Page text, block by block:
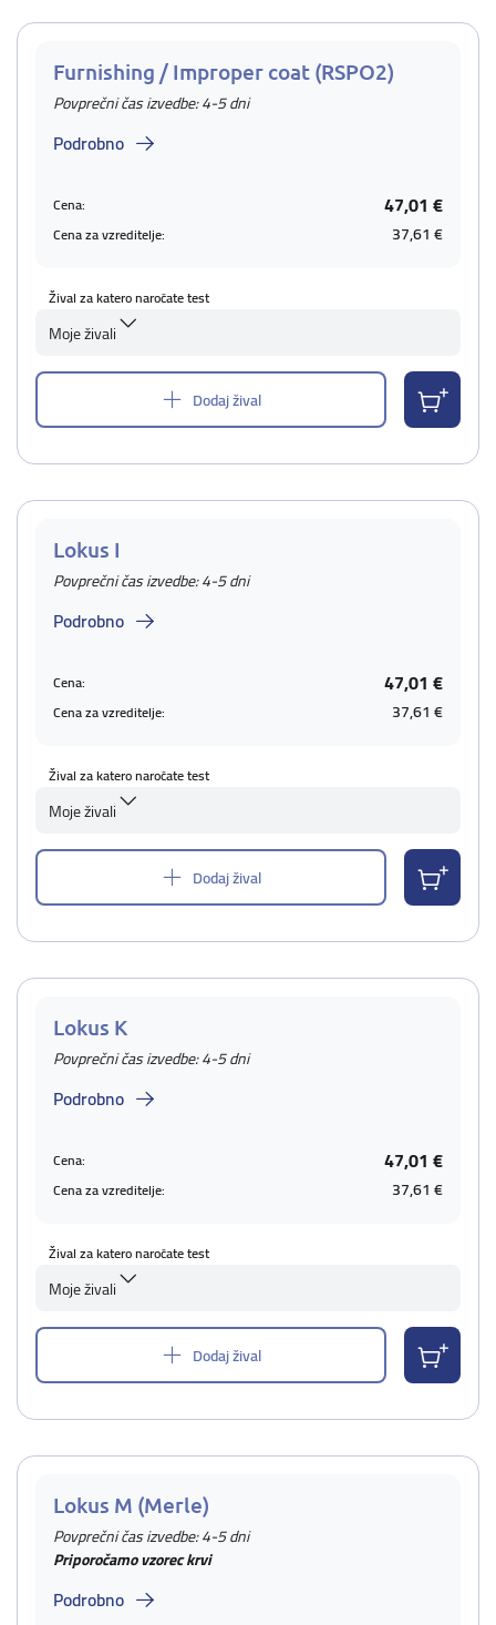
Furnishing / Improper coat (RSPO2)
Povprečni čas izvedbe: 4-5 dni
Podrobno
Cena: 47,01 €
Cena za vzreditelje: 37,61 €
Žival za katero naročate test
Moje živali
Dodaj žival
Lokus I
Povprečni čas izvedbe: 4-5 dni
Podrobno
Cena: 47,01 €
Cena za vzreditelje: 37,61 €
Žival za katero naročate test
Moje živali
Dodaj žival
Lokus K
Povprečni čas izvedbe: 4-5 dni
Podrobno
Cena: 47,01 €
Cena za vzreditelje: 37,61 €
Žival za katero naročate test
Moje živali
Dodaj žival
Lokus M (Merle)
Povprečni čas izvedbe: 4-5 dni
Priporočamo vzorec krvi
Podrobno